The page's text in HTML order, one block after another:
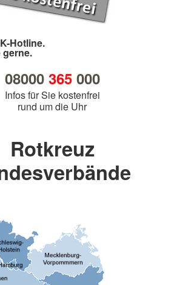
Hotline.
gerne.
08000 365000
Infos für Sie kostenfrei
rund um die Uhr
Rotkreuz